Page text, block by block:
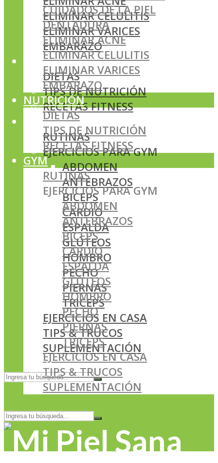
ELIMINAR CELULITIS
ELIMINAR VARICES
EMBARAZO
NUTRICIÓN
DIETAS
TIPS DE NUTRICIÓN
RECETAS FITNESS
GYM
RUTINAS
EJERCICIOS PARA GYM
ABDOMEN
ANTEBRAZOS
BICEPS
CARDIO
ESPALDA
GLÚTEOS
HOMBRO
PECHO
PIERNAS
TRICEPS
EJERCICIOS EN CASA
TIPS & TRUCOS
SUPLEMENTACIÓN
CUIDADOS DE LA PIEL
DENTADURA
ELIMINAR ACNÉ
ELIMINAR CELULITIS
ELIMINAR VARICES
EMBARAZO
NUTRICIÓN
DIETAS
TIPS DE NUTRICIÓN
RECETAS FITNESS
GYM
RUTINAS
EJERCICIOS PARA GYM
ABDOMEN
ANTEBRAZOS
BICEPS
CARDIO
ESPALDA
GLÚTEOS
HOMBRO
PECHO
PIERNAS
TRICEPS
EJERCICIOS EN CASA
TIPS & TRUCOS
SUPLEMENTACIÓN